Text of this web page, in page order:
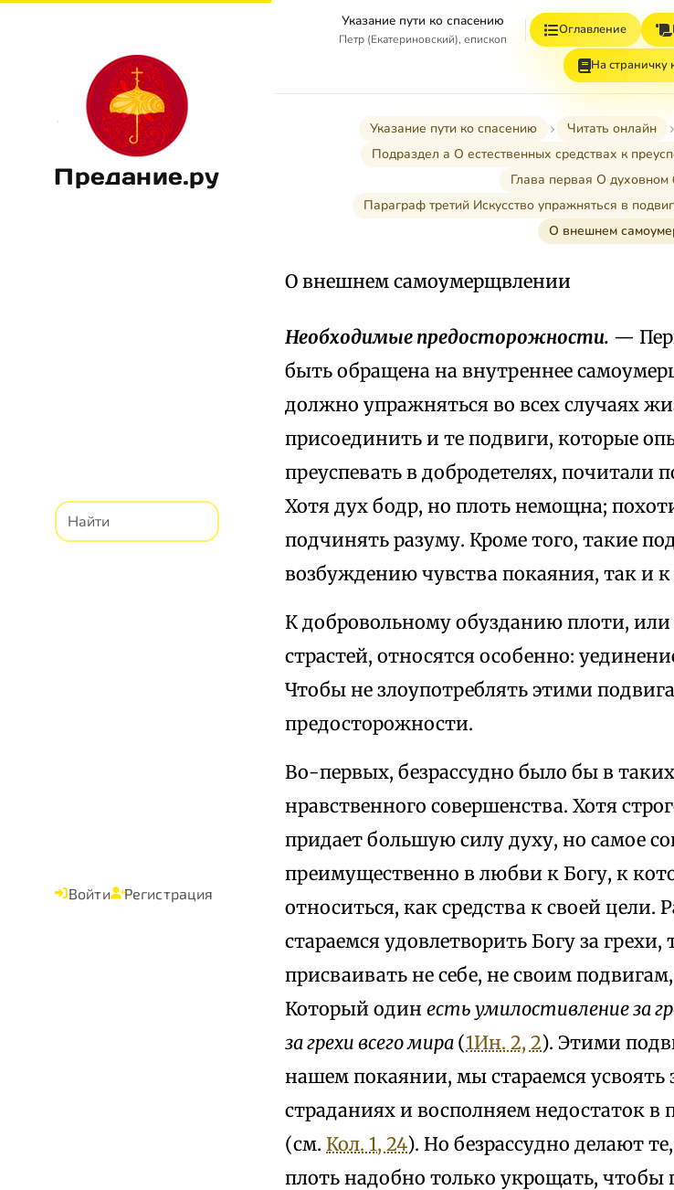
Предание.ру
Войти Регистрация
Указание пути ко спасению
Петр (Екатериновский), епископ
Оглавление
На страничку
Указание пути ко спасению Читать онлайн
Подраздел а О естественных средствах к
Глава первая О духовном
Параграф третий Искусство упражняться в
О внешнем
О внешнем самоумерщвлении
Необходимые предосторожности. —
быть обращена на внутреннее
должно упражняться во всех случаях
присоединить и те подвиги, которые
преуспевать в добродетелях, почитали
Хотя дух бодр, но плоть немощна;
подчинять разуму. Кроме того, такие
возбуждению чувства покаяния, так и
К добровольному обузданию плоти,
страстей, относятся особенно:
Чтобы не злоупотреблять этими
предосторожности.
Во-первых, безрассудно было бы в
нравственного совершенства. Хотя
придает большую силу духу, но самое
преимущественно в любви к Богу, к
относиться, как средства к своей
стараемся удовлетворить Богу за
присваивать не себе, не своим
Который один есть умилостивление за
за грехи всего мира (1Ин. 2, 2). Этими
нашем покаянии, мы стараемся усвоять
страданиях и восполняем недостаток
(см. Кол. 1, 24). Но безрассудно делают
плоть надобно только укрощать, чтобы